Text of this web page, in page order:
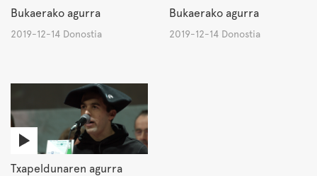
Bukaerako agurra
2019-12-14 Donostia
Bukaerako agurra
2019-12-14 Donostia
Txapeldunaren agurra